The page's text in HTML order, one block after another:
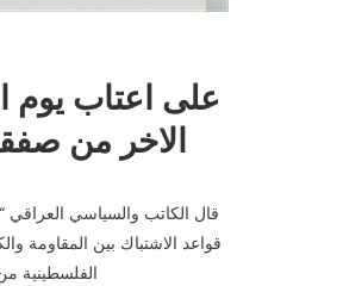
على اعتاب يوم
الاخر من
قال الكاتب والسياسي العراقي
قواعد الاشتباك بين المقاومة
الفلسطينية